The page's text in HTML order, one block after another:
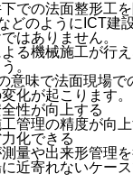
での法面整形工
どのようにICT建
はありません。
る機械施工が行
。
意味で法面現場で
化が起こります。
性が向上する
管理の精度が向上
化できる
量や出来形管理
近寄れないケー